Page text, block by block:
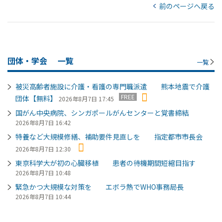
前のページへ戻る
団体・学会 一覧 一覧
被災高齢者施設に介護・看護の専門職派遣 熊本地震で介護
団体【無料】
2026年8月7日 17:45 FREE
国がん中央病院、シンガポールがんセンターと覚書締結
2026年8月7日 16:42
特養など大規模修繕、補助要件見直しを 指定都市市長会
2026年8月7日 12:30
東京科学大が初の心臓移植 患者の待機期間短縮目指す
2026年8月7日 10:48
緊急かつ大規模な対策を エボラ熱でWHO事務局長
2026年8月7日 10:44